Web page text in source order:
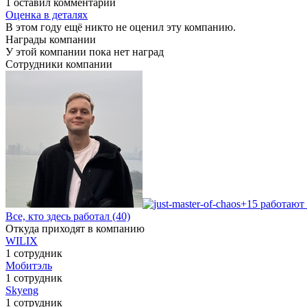
Оценка в деталях
В этом году ещё никто не оценил эту компанию.
Награды компании
У этой компании пока нет наград
Сотрудники компании
+15 работают
Все, кто здесь работал (40)
Откуда приходят в компанию
WILIX
1 сотрудник
Мобитэль
1 сотрудник
Skyeng
1 сотрудник